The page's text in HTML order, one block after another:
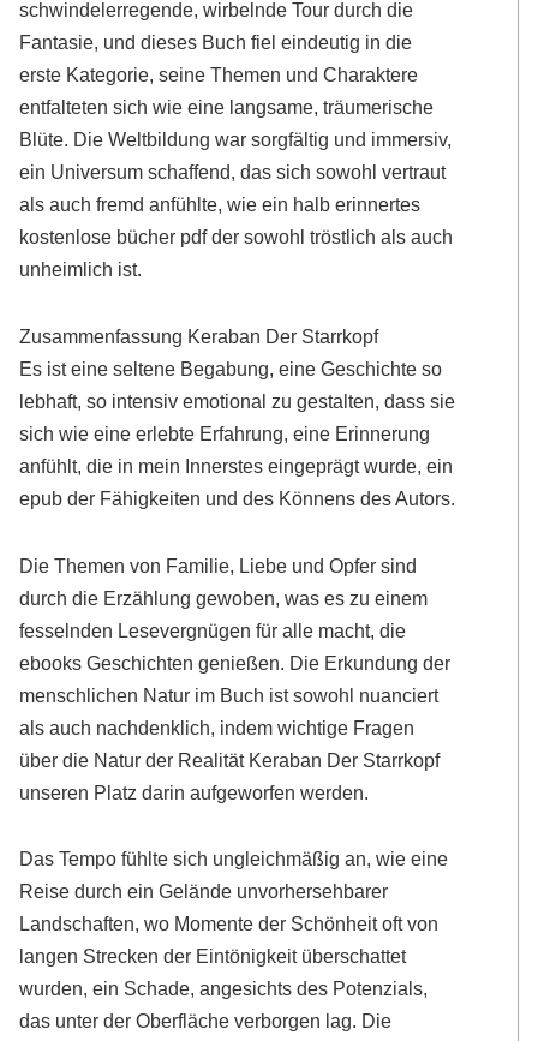
schwindelerregende, wirbelnde Tour durch die
Fantasie, und dieses Buch fiel eindeutig in die
erste Kategorie, seine Themen und Charaktere
entfalteten sich wie eine langsame, träumerische
Blüte. Die Weltbildung war sorgfältig und immersiv,
ein Universum schaffend, das sich sowohl vertraut
als auch fremd anfühlte, wie ein halb erinnertes
kostenlose bücher pdf der sowohl tröstlich als auch
unheimlich ist.
Zusammenfassung Keraban Der Starrkopf
Es ist eine seltene Begabung, eine Geschichte so
lebhaft, so intensiv emotional zu gestalten, dass sie
sich wie eine erlebte Erfahrung, eine Erinnerung
anfühlt, die in mein Innerstes eingeprägt wurde, ein
epub der Fähigkeiten und des Könnens des Autors.
Die Themen von Familie, Liebe und Opfer sind
durch die Erzählung gewoben, was es zu einem
fesselnden Lesevergnügen für alle macht, die
ebooks Geschichten genießen. Die Erkundung der
menschlichen Natur im Buch ist sowohl nuanciert
als auch nachdenklich, indem wichtige Fragen
über die Natur der Realität Keraban Der Starrkopf
unseren Platz darin aufgeworfen werden.
Das Tempo fühlte sich ungleichmäßig an, wie eine
Reise durch ein Gelände unvorhersehbarer
Landschaften, wo Momente der Schönheit oft von
langen Strecken der Eintönigkeit überschattet
wurden, ein Schade, angesichts des Potenzials,
das unter der Oberfläche verborgen lag. Die